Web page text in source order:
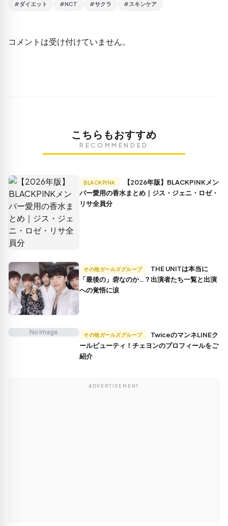
#ダイエット #NCT #サクラ #スキンケア
コメントは受け付けていません。
こちらもおすすめ
RECOMMENDED
BLACKPINK
バー愛用の香水まとめ｜ジス・ジェニ・ロゼ・
リサ全員分
その他ガールズグループ
「最後の」砦なのか…？出演者たち一覧と出演
への覚悟に涙
No Image その他ガールズグループ
ールビューティ！チェヨンのプロフィールをご
紹介
ADVERTISEMENT